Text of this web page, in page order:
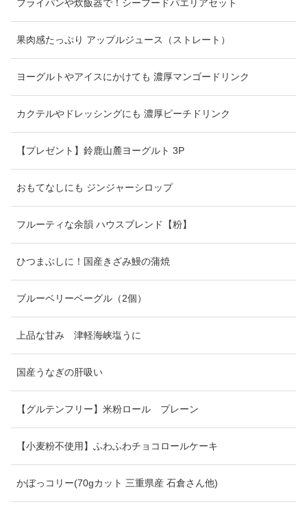
フライパンや炊飯器で！シーフードパエリアセット
果肉感たっぷり アップルジュース（ストレート）
ヨーグルトやアイスにかけても 濃厚マンゴードリンク
カクテルやドレッシングにも 濃厚ピーチドリンク
【プレゼント】鈴鹿山麓ヨーグルト 3P
おもてなしにも ジンジャーシロップ
フルーティな余韻 ハウスブレンド【粉】
ひつまぶしに！国産きざみ鰻の蒲焼
ブルーベリーベーグル（2個）
上品な甘み 津軽海峡塩うに
国産うなぎの肝吸い
【グルテンフリー】米粉ロール プレーン
【小麦粉不使用】ふわふわチョコロールケーキ
かぼっコリー(70gカット 三重県産 石倉さん他)